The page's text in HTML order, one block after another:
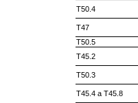
T50.4
T47
T50.5
T45.2
T50.3
T45.4 a T45.8